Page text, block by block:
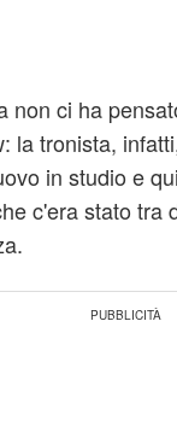
delle frasi
non ci ha
la tronista,
in studio e
c'era stato tra